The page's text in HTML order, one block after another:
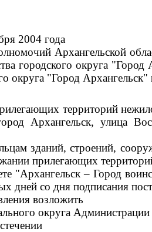
2004 года
Архангельской
городского округа
округа "Город Архангельск"
территорий
Архангельск, улица
зданий, строений,
прилегающих
"Архангельск – Город
дней со дня подписания
возложить
округа